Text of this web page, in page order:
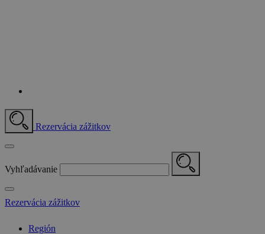
Rezervácia zážitkov
Vyhľadávanie
Rezervácia zážitkov
Región